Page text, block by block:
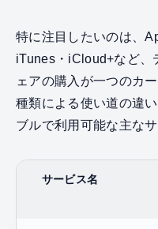
特に注目したいのは、
iTunes・iCloud+など、
ェアの購入が一つのカ
種類による使い道の違
ブルで利用可能な主な
サービス名